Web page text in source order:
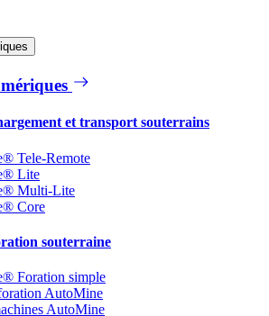
et transport souterrains
Tele-Remote
Lite
Multi-Lite
Core
souterraine
Foration simple
AutoMine
AutoMine